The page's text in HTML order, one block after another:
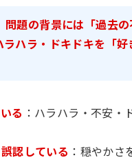
問題の背景には「過去
ハラ・ドキドキを「
る ：ハラハラ・不安
認している ：穏やか